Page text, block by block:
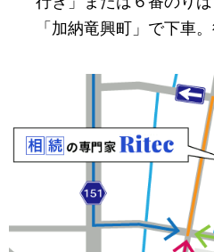
「加納竜興町」で下車。